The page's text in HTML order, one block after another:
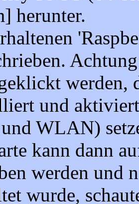
herunter.
werden,
und
WLAN)
kann dann
werden und
wurde,